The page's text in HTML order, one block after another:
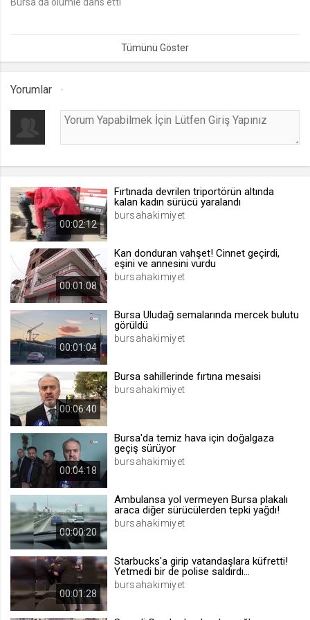
webtvs
[hash]
Oturum doğrulama verisi
1 ay
Site içeriği önerme
İsimsiz ziyaretçi için site içeriği
beğenme
1 ay
voteDislike*
.web.tv
beğenmeme
1 ay
Yorumlar
00:02:12
Fırtınada devrilen triportörün altında
kalan kadın sürücü yaralandı
bursahakimiyet
00:01:08
Kan donduran vahşet! Cinnet geçirdi,
eşini ve annesini vurdu
bursahakimiyet
00:01:04
Bursa Uludağ semalarında mercek bulutu
görüldü
bursahakimiyet
00:06:40
Bursa sahillerinde fırtına mesaisi
bursahakimiyet
00:04:18
Bursa'da temiz hava için doğalgaza
geçiş sürüyor
bursahakimiyet
00:00:20
Ambulansa yol vermeyen Bursa plakalı
araca diğer sürücülerden tepki yağdı!
bursahakimiyet
00:01:28
Starbucks'a girip vatandaşlara küfretti!
Yetmedi bir de polise saldırdı...
bursahakimiyet